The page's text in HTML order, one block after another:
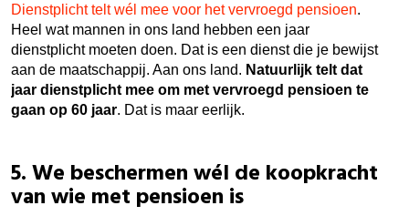
Dienstplicht telt wél mee voor het vervroegd pensioen.
Heel wat mannen in ons land hebben een jaar
dienstplicht moeten doen. Dat is een dienst die je bewijst
aan de maatschappij. Aan ons land. Natuurlijk telt dat
jaar dienstplicht mee om met vervroegd pensioen te
gaan op 60 jaar. Dat is maar eerlijk.
5. We beschermen wél de koopkracht
van wie met pensioen is